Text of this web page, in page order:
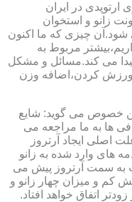
ارتوپدی در ایران
زانو و استخوان
شود.آن چیزی که ما اکنون
مربوط به
می کند.مسائل و مشکل
کردن،اضافه وزن
خصوص می گوید: شایع
ها به ما مراجعه می
اصلی ایجاد آرتروز
های وارد شده به زانو
به سمت آرتروز پیش می
کم و میزان چهار زانو و
اتفاق خواهد افتاد.